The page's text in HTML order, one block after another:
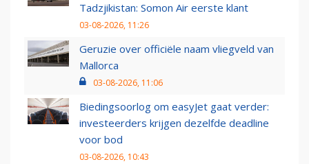
Tadzjikistan: Somon Air eerste klant
03-08-2026, 11:26
Geruzie over officiële naam vliegveld van
Mallorca
03-08-2026, 11:06
Biedingsoorlog om easyJet gaat verder:
investeerders krijgen dezelfde deadline
voor bod
03-08-2026, 10:43